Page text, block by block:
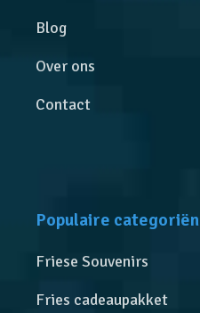
Blog
Over ons
Contact
Populaire categoriën
Friese Souvenirs
Fries cadeaupakket